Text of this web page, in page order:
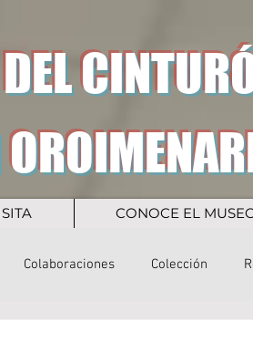
CONOCE EL
Colaboraciones Colección